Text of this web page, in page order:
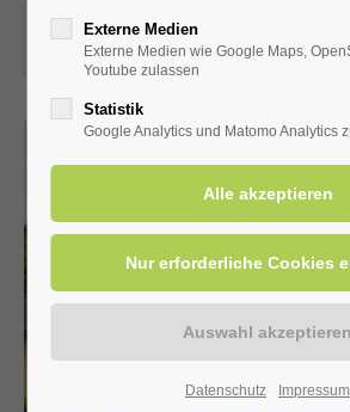
03.01.2026, 14:30
ORT: SCHÄFERKÄMPER
Externe Medien
Externe Medien wie Google Maps,
Youtube zulassen
Statistik
Google Analytics und Matomo Analytics
Datenschutz Impressum